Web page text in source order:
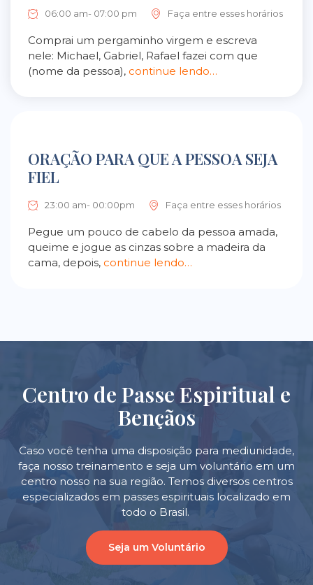
06:00 am- 07:00 pm Faça entre esses horários
Comprai um pergaminho virgem e escreva
nele: Michael, Gabriel, Rafael fazei com que
(nome da pessoa), continue lendo…
ORAÇÃO PARA QUE A PESSOA SEJA
FIEL
23:00 am- 00:00pm Faça entre esses horários
Pegue um pouco de cabelo da pessoa amada,
queime e jogue as cinzas sobre a madeira da
cama, depois, continue lendo…
Centro de Passe Espiritual e
Bençãos
Caso você tenha uma disposição para mediunidade,
faça nosso treinamento e seja um voluntário em um
centro nosso na sua região. Temos diversos centros
especializados em passes espirituais localizado em
todo o Brasil.
Seja um Voluntário